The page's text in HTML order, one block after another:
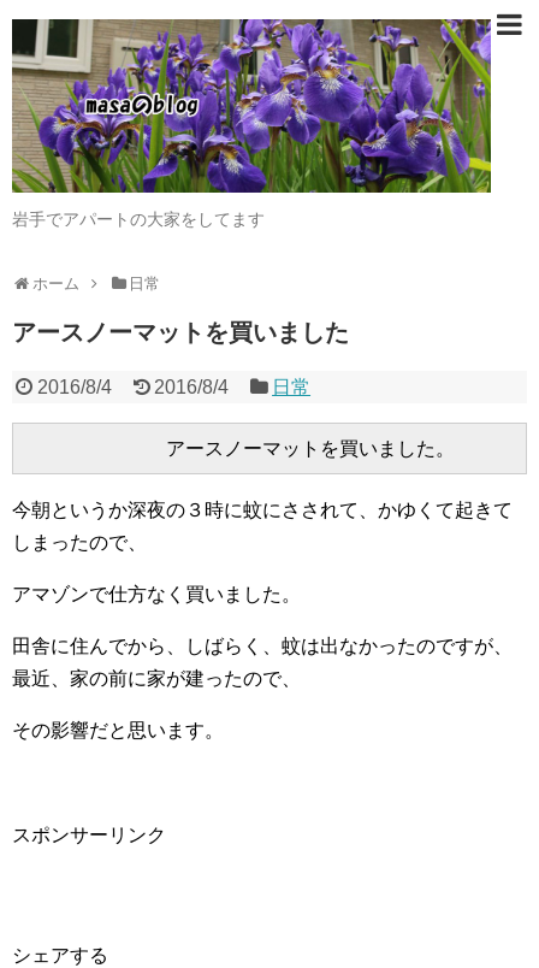
岩手でアパートの大家をしてます
ホーム 日常
アースノーマットを買いました
2016/8/4 2016/8/4 日常
今朝というか深夜の３時に蚊にさされて、かゆくて起きて
しまったので、
アマゾンで仕方なく買いました。
田舎に住んでから、しばらく、蚊は出なかったのですが、
最近、家の前に家が建ったので、
その影響だと思います。
スポンサーリンク
シェアする